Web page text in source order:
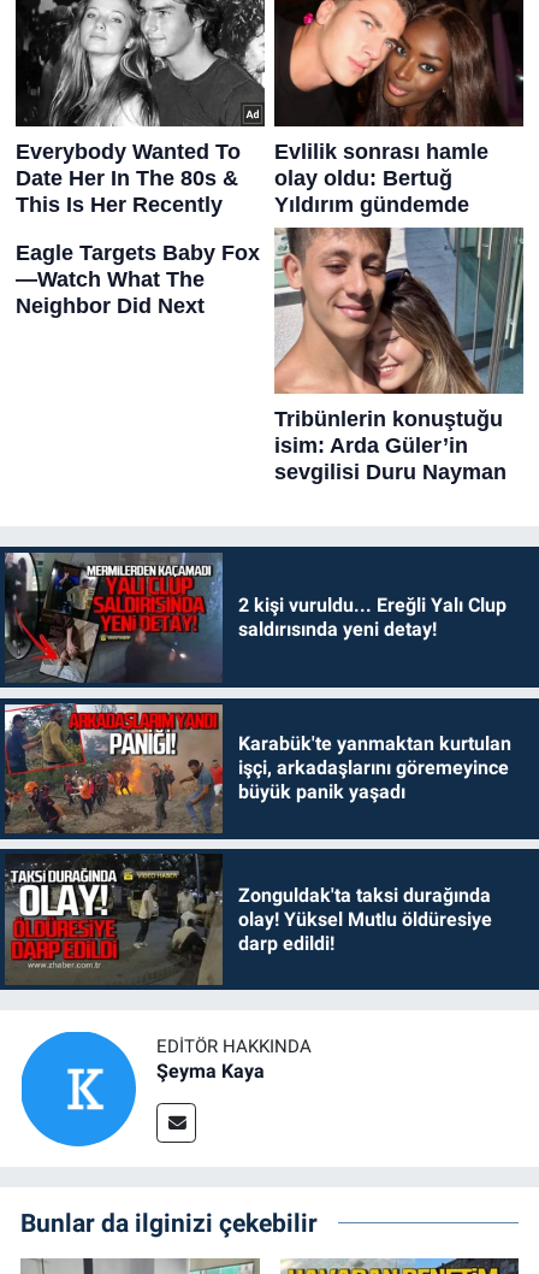
2 kişi vuruldu... Ereğli Yalı Clup
saldırısında yeni detay!
Karabük'te yanmaktan kurtulan
işçi, arkadaşlarını göremeyince
büyük panik yaşadı
Zonguldak'ta taksi durağında
olay! Yüksel Mutlu öldüresiye
darp edildi!
EDITÖR HAKKINDA
Şeyma Kaya
Bunlar da ilginizi çekebilir